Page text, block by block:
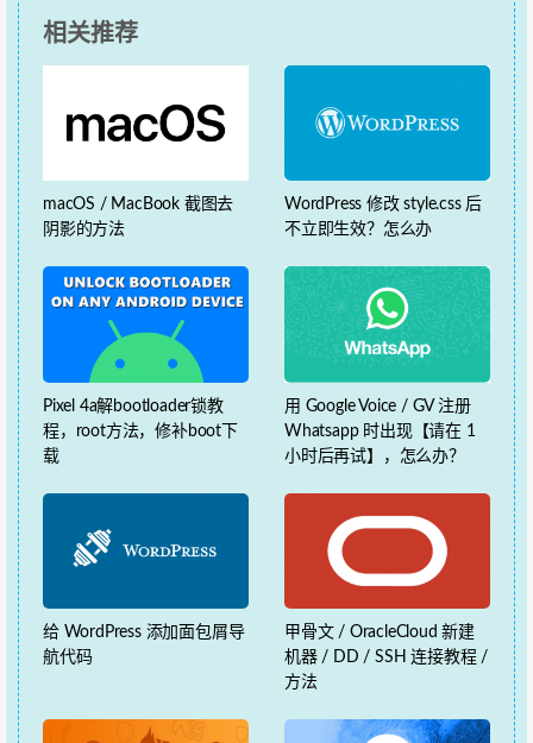
相关推荐
macOS / MacBook 截图去
阴影的方法
WordPress 修改 style.css 后
不立即生效？怎么办
Pixel 4a解bootloader锁教
程，root方法，修补boot下
载
用 Google Voice / GV 注册
Whatsapp 时出现【请在 1
小时后再试】，怎么办？
给 WordPress 添加面包屑导
航代码
甲骨文 / OracleCloud 新建
机器 / DD / SSH 连接教程 /
方法